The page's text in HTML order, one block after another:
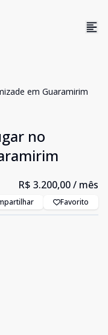
em Guaramirim
no
R$ 3.200,00/ mês
Favorito